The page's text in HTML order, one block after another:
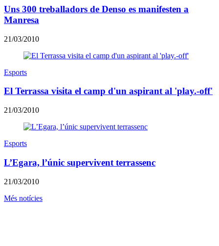
Uns 300 treballadors de Denso es manifesten a
Manresa
21/03/2010
Esports
El Terrassa visita el camp d'un aspirant al 'play.-off'
21/03/2010
Esports
L’Egara, l’únic supervivent terrassenc
21/03/2010
Més notícies